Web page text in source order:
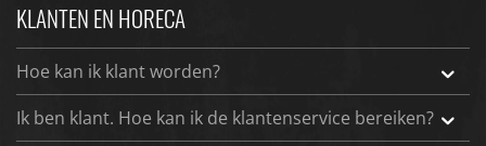
KLANTEN EN HORECA
Hoe kan ik klant worden?
Ik ben klant. Hoe kan ik de klantenservice bereiken?